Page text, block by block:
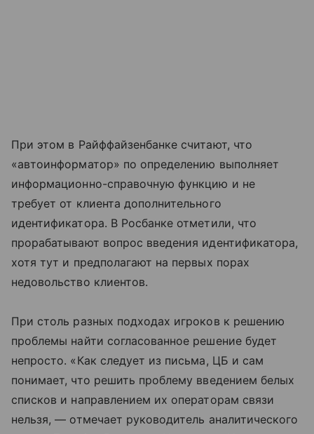
При этом в Райффайзенбанке считают, что
«автоинформатор» по определению выполняет
информационно-справочную функцию и не
требует от клиента дополнительного
идентификатора. В Росбанке отметили, что
прорабатывают вопрос введения идентификатора,
хотя тут и предполагают на первых порах
недовольство клиентов.
При столь разных подходах игроков к решению
проблемы найти согласованное решение будет
непросто. «Как следует из письма, ЦБ и сам
понимает, что решить проблему введением белых
списков и направлением их операторам связи
нельзя, — отмечает руководитель аналитического